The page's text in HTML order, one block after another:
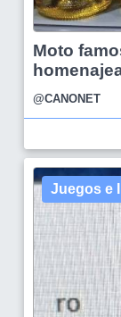
Moto
@CANONET
Juegos e